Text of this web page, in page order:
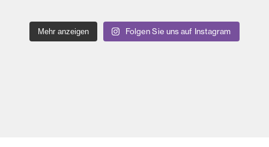
Mehr anzeigen Folgen Sie uns auf Instagram